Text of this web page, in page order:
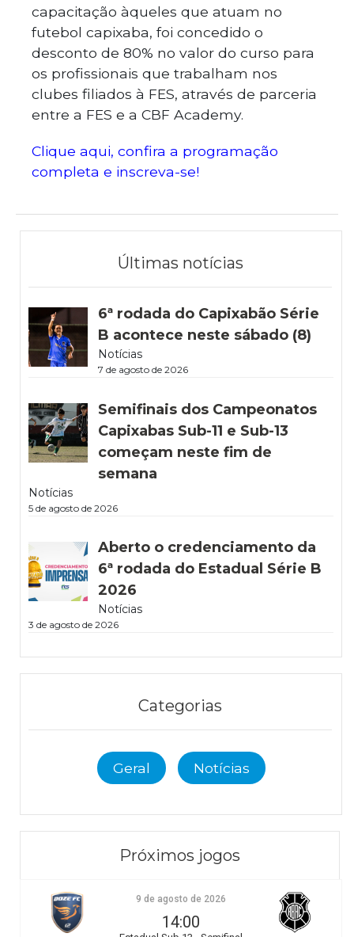
capacitação àqueles que atuam no
futebol capixaba, foi concedido o
desconto de 80% no valor do curso para
os profissionais que trabalham nos
clubes filiados à FES, através de parceria
entre a FES e a CBF Academy.
Clique aqui, confira a programação
completa e inscreva-se!
Últimas notícias
6ª rodada do Capixabão Série
B acontece neste sábado (8)
Notícias
7 de agosto de 2026
Semifinais dos Campeonatos
Capixabas Sub-11 e Sub-13
começam neste fim de
semana
Notícias
5 de agosto de 2026
Aberto o credenciamento da
6ª rodada do Estadual Série B
2026
Notícias
3 de agosto de 2026
Categorias
Geral Notícias
Próximos jogos
9 de agosto de 2026
14:00